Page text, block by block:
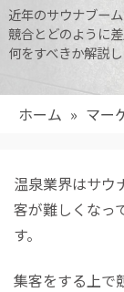
近年のサウナブー
競合とどのように
何をすべきか解説し
ホーム » マー
温泉業界はサウ
客が難しくなっ
す。
集客をする上で